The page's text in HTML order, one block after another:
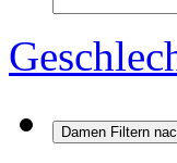
Damen Filtern